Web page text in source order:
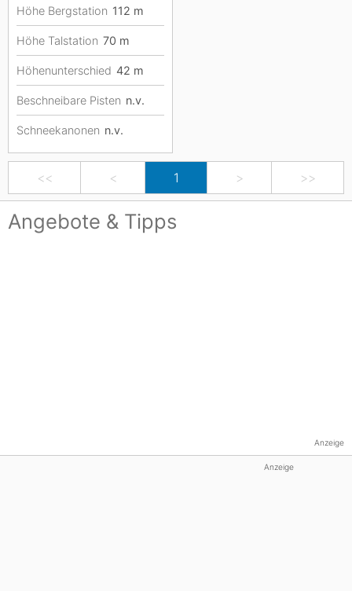
Höhe Bergstation 112 m
Höhe Talstation 70 m
Höhenunterschied 42 m
Beschneibare Pisten n.v.
Schneekanonen n.v.
<< < 1 > >>
Angebote & Tipps
Anzeige
Anzeige